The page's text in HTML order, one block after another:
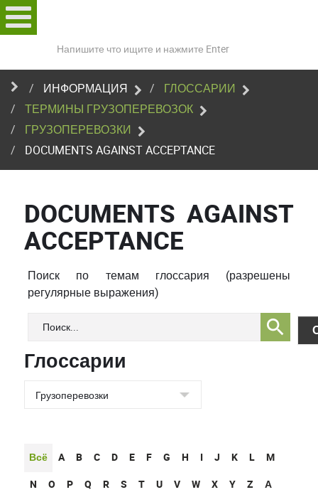
сайту
ИНФОРМАЦИЯ
ГЛОССАРИИ
ТЕРМИНЫ ГРУЗОПЕРЕВОЗОК
ГРУЗОПЕРЕВОЗКИ
DOCUMENTS AGAINST ACCEPTANCE
DOCUMENTS AGAINST
ACCEPTANCE
Поиск по темам глоссария (разрешены
регулярные выражения)
Глоссарии
Всё A B C D E F G H I J K L
M
N
O P Q R S T U V W X Y Z
А